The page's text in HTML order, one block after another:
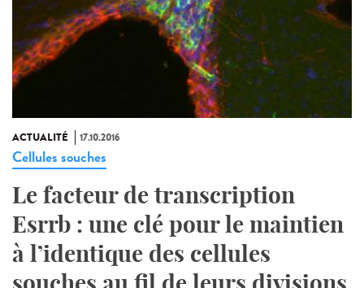
ACTUALITÉ 17.10.2016
Cellules souches
Le facteur de transcription
Esrrb : une clé pour le maintien
à l’identique des cellules